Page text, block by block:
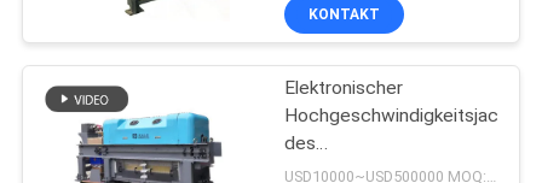
KONTAKT
Elektronischer
des
Jacquardwebstuhlkopfes